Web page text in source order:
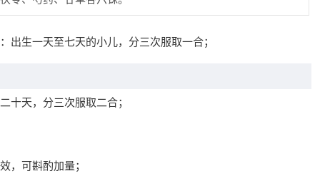
生一天至七天的小儿，分三次服取一合；
十天，分三次服取二合；
，可斟酌加量；